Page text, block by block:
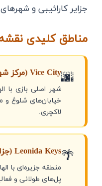
جزایر کارائیبی و
مناطق کلیدی
🌆Vice City (مرکز شهر)
شهر اصلی بازی با
خیابان‌های شلوغ و
لاکچری.
🌴Leonida Keys (جزایر)
پل‌های طولانی و